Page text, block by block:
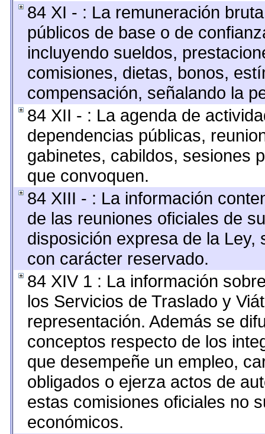
84 XI - : La remuneración
públicos de base o de
incluyendo sueldos,
comisiones, dietas, bonos,
compensación, señalando la
84 XII - : La agenda de
dependencias públicas,
gabinetes, cabildos, sesiones
que convoquen.
84 XIII - : La información
de las reuniones oficiales de
disposición expresa de la
con carácter reservado.
84 XIV 1 : La información
los Servicios de Traslado y
representación. Además se
conceptos respecto de los
que desempeñe un empleo,
obligados o ejerza actos de
estas comisiones oficiales no
económicos.